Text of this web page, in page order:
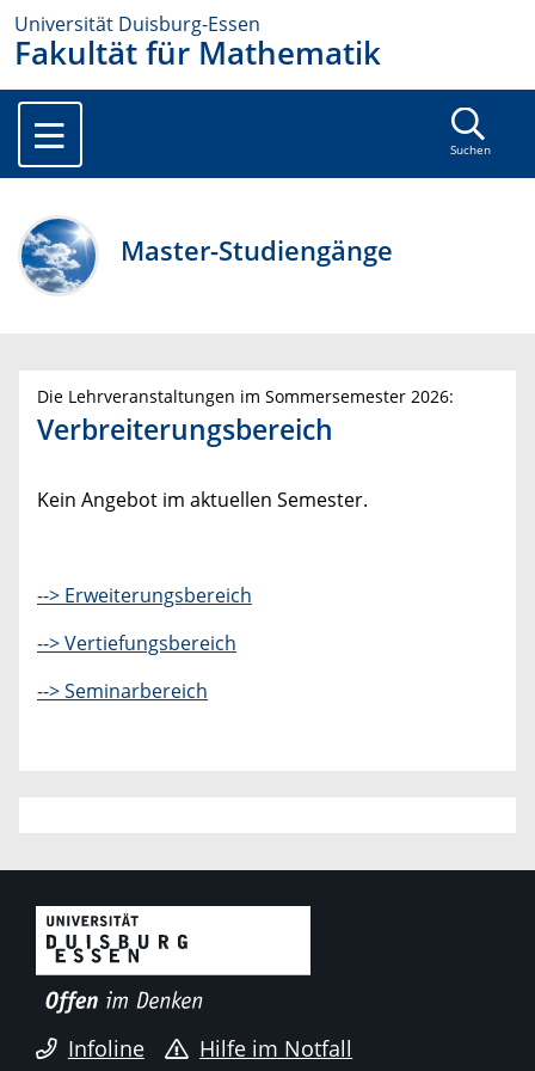
Universität Duisburg-Essen
Fakultät für Mathematik
Suchen
Master-Studiengänge
Die Lehrveranstaltungen im Sommersemester 2026:
Verbreiterungsbereich
Kein Angebot im aktuellen Semester.
--> Erweiterungsbereich
--> Vertiefungsbereich
--> Seminarbereich
Infoline
Hilfe im Notfall